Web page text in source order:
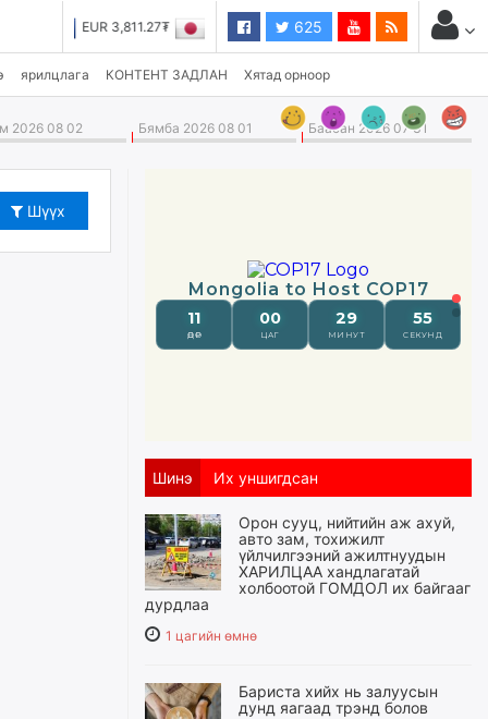
JPY 27.19₮ 625
ярилцлага КОНТЕНТ ЗАДЛАН Хятад орноор
2026 08 02 Бямба 2026 08 01 Баасан 2026 07 31
Шүүх
Шинэ Их уншигдсан
Орон сууц, нийтийн аж ахуй,
авто зам, тохижилт
үйлчилгээний ажилтнуудын
ХАРИЛЦАА хандлагатай
холбоотой ГОМДОЛ их байгааг
дурдлаа
1 цагийн өмнө
Бариста хийх нь залуусын
дунд яагаад трэнд болов